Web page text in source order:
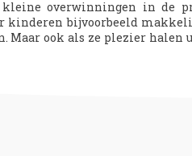
overwinningen in de
kinderen bijvoorbeeld
Maar ook als ze plezier halen